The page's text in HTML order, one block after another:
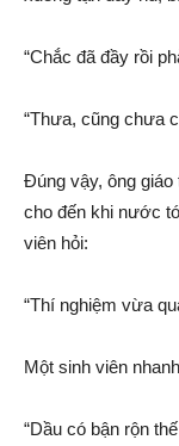
“Chắc đã đầy rồi
“Thưa, cũng chưa
Đúng vậy, ông
cho đến khi nước
viên hỏi:
“Thí nghiệm vừa
Một sinh viên
“Dầu có bận rộn